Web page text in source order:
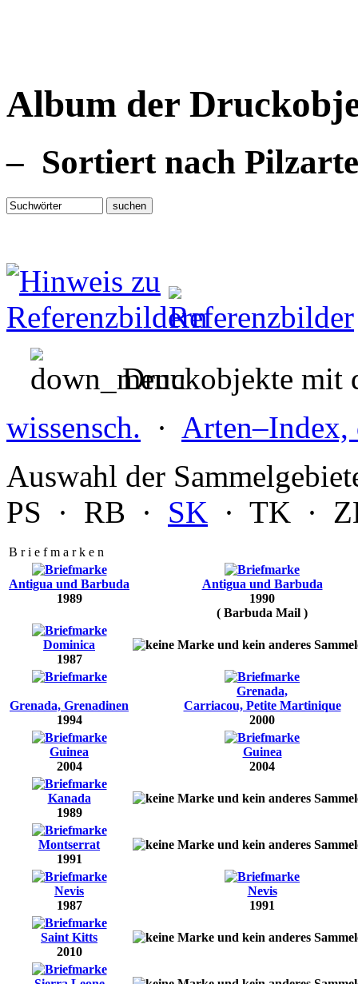
Album der
– Sortiert nach
Druckobjekte mit
wissensch. · Arten–Index,
Auswahl der
PS · RB · SK · TK ·
B r i e f m a r k e n
Antigua und Barbuda
1989
Antigua und Barbuda
1990
( Barbuda Mail )
Dominica
1987
Grenada, Grenadinen
1994
Grenada,
Carriacou, Petite Martinique
2000
Guinea
2004
Guinea
2004
Kanada
1989
Montserrat
1991
Nevis
1987
Nevis
1991
Saint Kitts
2010